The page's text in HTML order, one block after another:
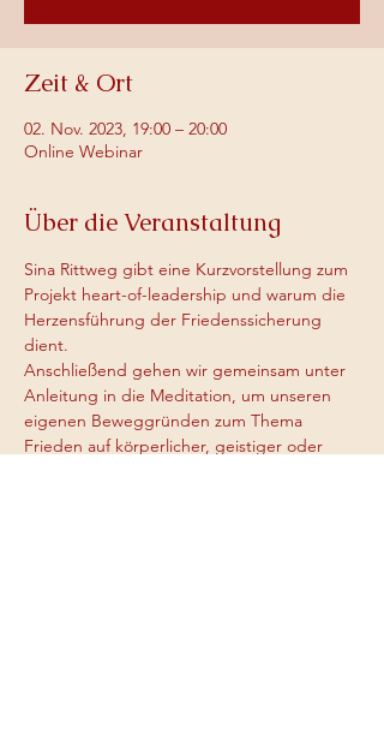
Zeit & Ort
02. Nov. 2023, 19:00 – 20:00
Online Webinar
Über die Veranstaltung
Sina Rittweg gibt eine Kurzvorstellung zum
Projekt heart-of-leadership und warum die
Herzensführung der Friedenssicherung
dient.
Anschließend gehen wir gemeinsam unter
Anleitung in die Meditation, um unseren
eigenen Beweggründen zum Thema
Frieden auf körperlicher, geistiger oder